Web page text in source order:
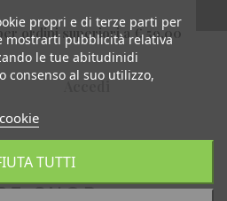
ordini superiori a € 59,00
propri e di terze parti per
mostrarti pubblicità relativa
le tue abitudinidi
consenso al suo utilizzo,
TUTTI